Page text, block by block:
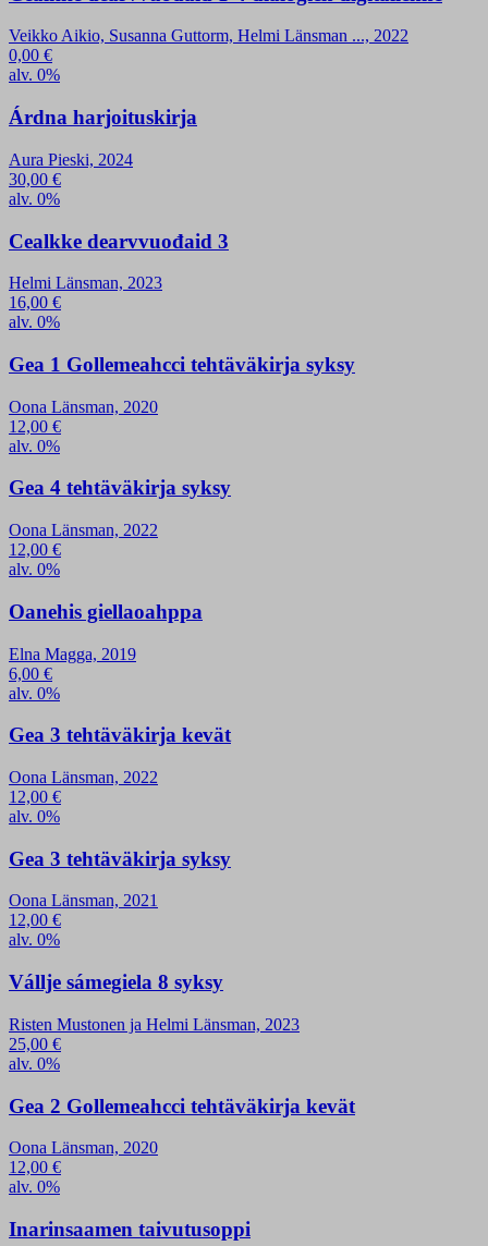
Veikko Aikio, Susanna Guttorm, Helmi Länsman ..., 2022
0,00 €
alv. 0%
Árdna harjoituskirja
Aura Pieski, 2024
30,00 €
alv. 0%
Cealkke dearvvuođaid 3
Helmi Länsman, 2023
16,00 €
alv. 0%
Gea 1 Gollemeahcci tehtäväkirja syksy
Oona Länsman, 2020
12,00 €
alv. 0%
Gea 4 tehtäväkirja syksy
Oona Länsman, 2022
12,00 €
alv. 0%
Oanehis giellaoahppa
Elna Magga, 2019
6,00 €
alv. 0%
Gea 3 tehtäväkirja kevät
Oona Länsman, 2022
12,00 €
alv. 0%
Gea 3 tehtäväkirja syksy
Oona Länsman, 2021
12,00 €
alv. 0%
Vállje sámegiela 8 syksy
Risten Mustonen ja Helmi Länsman, 2023
25,00 €
alv. 0%
Gea 2 Gollemeahcci tehtäväkirja kevät
Oona Länsman, 2020
12,00 €
alv. 0%
Inarinsaamen taivutusoppi